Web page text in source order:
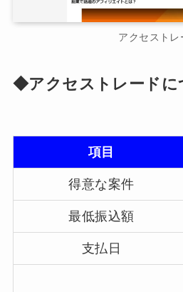
アクセストレ
◆アクセストレードに
項目
得意な案件
最低振込額
支払日